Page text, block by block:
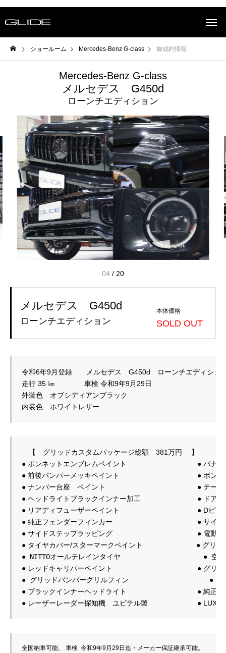
ショールーム Mercedes-Benz G-class 御成約情報
Mercedes-Benz G-class
メルセデス G450d
ローンチエディション
04 / 20
メルセデス G450d
ローンチエディション
本体価格
SOLD OUT
令和6年9月登録　　メルセデス　G450d　ローンチエディショ
走行 35 ㎞　　  　  車検 令和9年9月29日
外装色　オブシディアンブラック
【　グリッドカスタムパッケージ総額　381万円 　】
● 前後バンパーメッキペイント　　　　　　　　　　　● ボン
● ナンバー台座　ペイント　　　　　　　　　　　　　● テー
● ヘッドライトブラックインナー加工　　　　　　　　● ドア
● リアディフューザーペイント　　　　　　　　　　　● Dピラ
● サイドステップラッピング　　　　　　　　　　　　● 電動
● NITTOオールテレインタイヤ ●
● グリッドバンパーグリルフィン ●
全国納車可能。 車検 令和9年9月29日迄・メーカー保証継承可能。